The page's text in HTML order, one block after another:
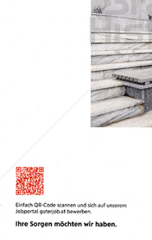
Wiener
WIENER STÄDTISCHE